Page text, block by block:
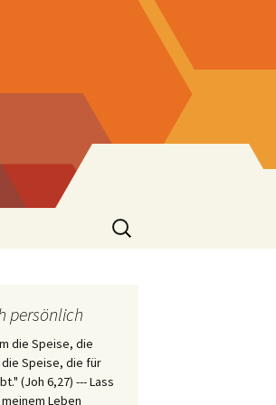
Suchen
nach:
persönlich
die Speise, die
Speise, die für
(Joh 6,27) --- Lass
Leben